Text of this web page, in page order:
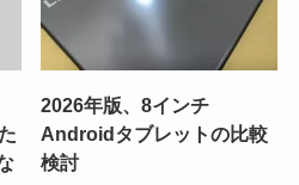
2026年版、8インチ
Androidタブレットの比較
検討